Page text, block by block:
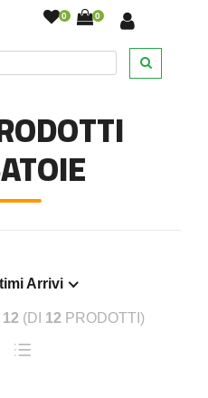
0 0
/
Arrivi
12 (DI 12 PRODOTTI)